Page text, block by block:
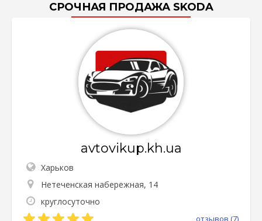
СРОЧНАЯ ПРОДАЖА SKODA
avtovikup.kh.ua
Харьков
Нетеченская набережная, 14
круглосуточно
отзывов (7)